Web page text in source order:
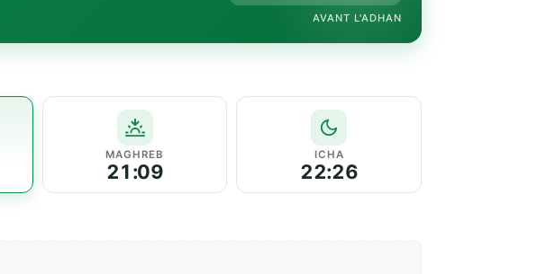
AVANT L'ADHAN
MAGHREB
21:09
ICHA
22:26